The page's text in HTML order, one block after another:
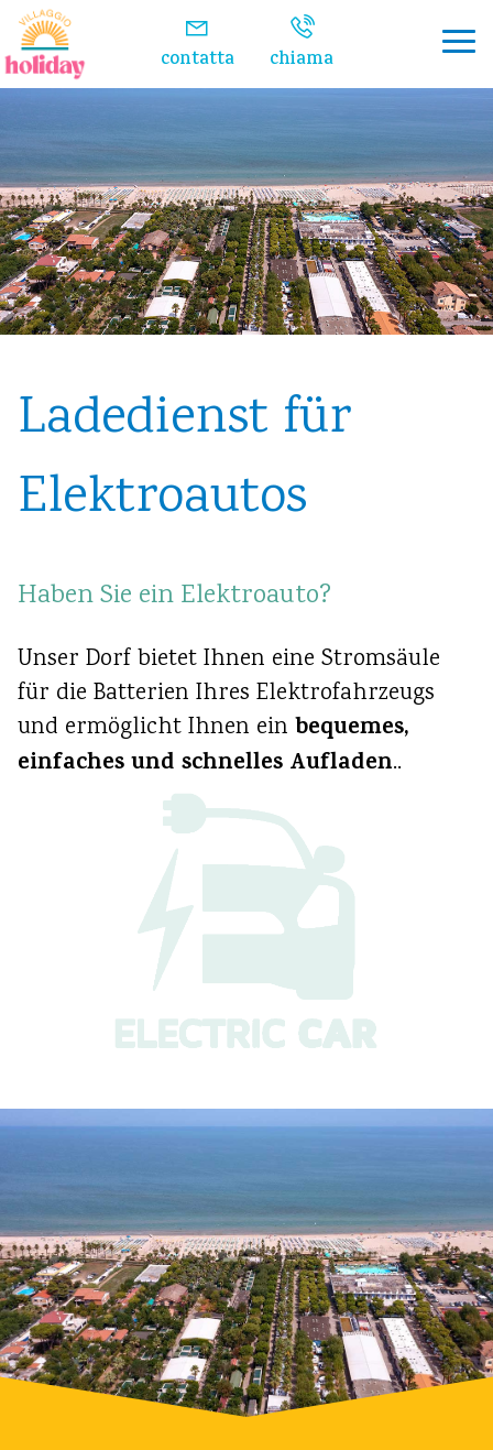
contatta chiama
Ladedienst für
Elektroautos
Haben Sie ein Elektroauto?
Unser Dorf bietet Ihnen eine Stromsäule
für die Batterien Ihres Elektrofahrzeugs
und ermöglicht Ihnen ein bequemes,
einfaches und schnelles Aufladen..